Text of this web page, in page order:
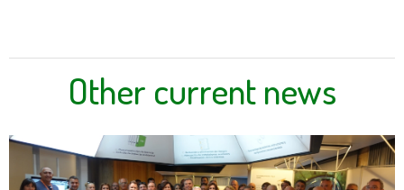
Other current news